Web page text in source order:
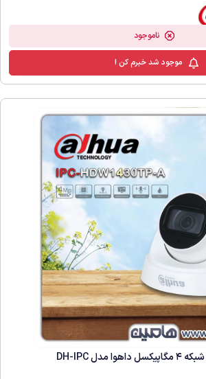
ناموجود
موجود شد خبرم کن !
دوربین مداربسته تحت شبکه 4 مگاپیکسل داهوا مدل DH-IPC